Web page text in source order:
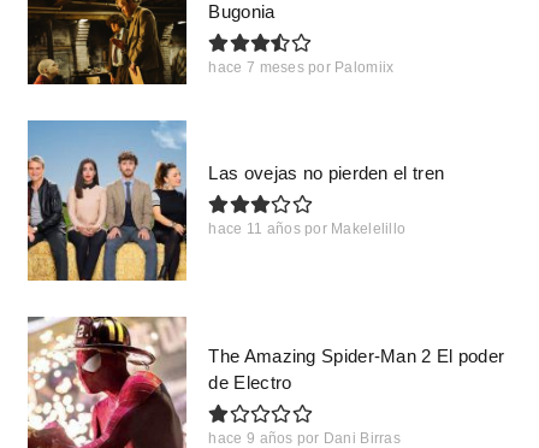
Bugonia
hace 7 meses por Palomiix
Las ovejas no pierden el tren
hace 11 años por Makelelillo
The Amazing Spider-Man 2 El poder
de Electro
hace 9 años por Dani Birras